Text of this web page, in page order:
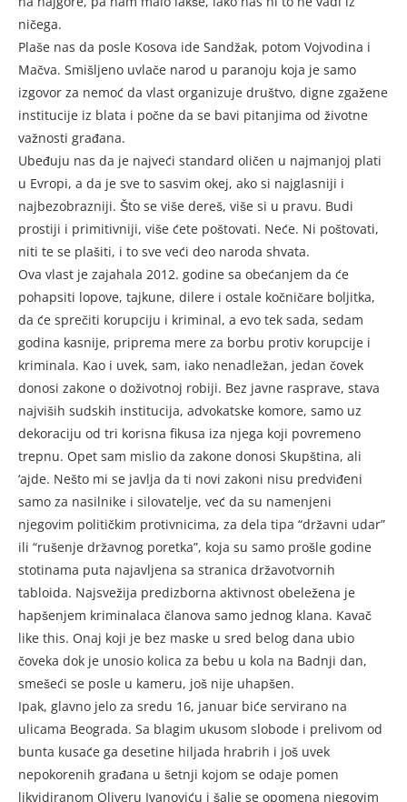
ničega.
Plaše nas da posle Kosova ide Sandžak, potom Vojvodina i
Mačva. Smišljeno uvlače narod u paranoju koja je samo
izgovor za nemoć da vlast organizuje društvo, digne zgažene
institucije iz blata i počne da se bavi pitanjima od životne
važnosti građana.
Ubeđuju nas da je najveći standard oličen u najmanjoj plati
u Evropi, a da je sve to sasvim okej, ako si najglasniji i
najbezobrazniji. Što se više dereš, više si u pravu. Budi
prostiji i primitivniji, više ćete poštovati. Neće. Ni poštovati,
niti te se plašiti, i to sve veći deo naroda shvata.
Ova vlast je zajahala 2012. godine sa obećanjem da će
pohapsiti lopove, tajkune, dilere i ostale kočničare boljitka,
da će sprečiti korupciju i kriminal, a evo tek sada, sedam
godina kasnije, priprema mere za borbu protiv korupcije i
kriminala. Kao i uvek, sam, iako nenadležan, jedan čovek
donosi zakone o doživotnoj robiji. Bez javne rasprave, stava
najviših sudskih institucija, advokatske komore, samo uz
dekoraciju od tri korisna fikusa iza njega koji povremeno
trepnu. Opet sam mislio da zakone donosi Skupština, ali
‘ajde. Nešto mi se javlja da ti novi zakoni nisu predviđeni
samo za nasilnike i silovatelje, već da su namenjeni
njegovim političkim protivnicima, za dela tipa “državni udar”
ili “rušenje državnog poretka”, koja su samo prošle godine
stotinama puta najavljena sa stranica državotvornih
tabloida. Najsvežija predizborna aktivnost obeležena je
hapšenjem kriminalaca članova samo jednog klana. Kavač
like this. Onaj koji je bez maske u sred belog dana ubio
čoveka dok je unosio kolica za bebu u kola na Badnji dan,
smešeći se posle u kameru, još nije uhapšen.
Ipak, glavno jelo za sredu 16, januar biće servirano na
ulicama Beograda. Sa blagim ukusom slobode i prelivom od
bunta kusaće ga desetine hiljada hrabrih i još uvek
nepokorenih građana u šetnji kojom se odaje pomen
likvidiranom Oliveru Ivanoviću i šalje se opomena njegovim